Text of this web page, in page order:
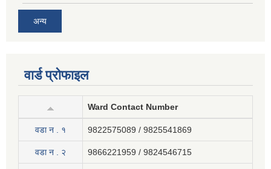
अन्य
वार्ड प्रोफाइल
Ward Contact Number
वडा न . १ 9822575089 / 9825541869
वडा न . २ 9866221959 / 9824546715